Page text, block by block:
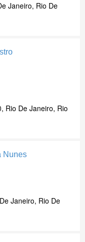
Janeiro, Rio De
Rio De Janeiro, Rio
Nunes
Janeiro, Rio De